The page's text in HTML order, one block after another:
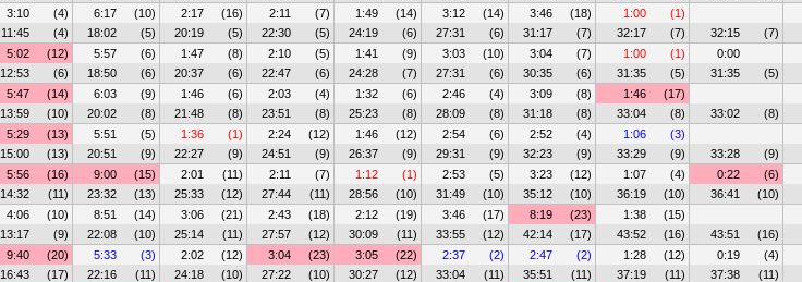
3:10 (4) 6:17 (10) 2:17 (16) 2:11 (7) 1:49 (14) 3:12 (14) 3:46 (18) 1:00
(1)
11:45 (4) 18:02 (5) 20:19 (5) 22:30 (5) 24:19 (6) 27:31 (6) 31:17 (7) 32:17 (7) 32:15
(7)
5:02 (12) 5:57 (6) 1:47 (8) 2:10 (5) 1:41 (9) 3:03 (10) 3:04 (7) 1:00 (1)
0:00
12:53 (6) 18:50 (6) 20:37 (6) 22:47 (6) 24:28 (7) 27:31 (6) 30:35 (6) 31:35 (5) 31:35
(5)
5:47 (14) 6:03 (9) 1:46 (6) 2:03 (4) 1:32 (6) 2:46 (4) 3:09 (8) 1:46
(17)
13:59 (10) 20:02 (8) 21:48 (8) 23:51 (8) 25:23 (8) 28:09 (8) 31:18 (8) 33:04 (8) 33:02
(8)
5:29 (13) 5:51 (5) 1:36 (1) 2:24 (12) 1:46 (12) 2:54 (6) 2:52 (4) 1:06
(3)
15:00 (13) 20:51 (9) 22:27 (9) 24:51 (9) 26:37 (9) 29:31 (9) 32:23 (9) 33:29 (9) 33:28
(9)
5:56 (16) 9:00 (15) 2:01 (11) 2:11 (7) 1:12 (1) 2:53 (5) 3:23 (12) 1:07 (4) 0:22
(6)
14:32 (11) 23:32 (13) 25:33 (12) 27:44 (11) 28:56 (10) 31:49 (10) 35:12 (10) 36:19 (10) 36:41
(10)
4:06 (10) 8:51 (14) 3:06 (21) 2:43 (18) 2:12 (19) 3:46 (17) 8:19 (23) 1:38
(15)
13:17 (9) 22:08 (10) 25:14 (11) 27:57 (12) 30:09 (11) 33:55 (12) 42:14 (17) 43:52 (16) 43:51
(16)
9:40 (20) 5:33 (3) 2:02 (12) 3:04 (23) 3:05 (22) 2:37 (2) 2:47 (2) 1:28 (12) 0:19
(4)
16:43 (17) 22:16 (11) 24:18 (10) 27:22 (10) 30:27 (12) 33:04 (11) 35:51 (11) 37:19 (11) 37:38
(11)